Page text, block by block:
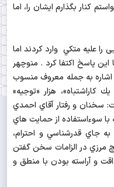
کنار بگذارم ايشان را، اما
را علیه متکي وارد کردند اما
پاسخ اکتفا کرد . منوچهر
اشاره به جمله معروف منسوب
كاراشتباه»، هزار «توجيه»
سخنان و رفتار آقاي احمدي
با سوءاستفاده از حمايت هاي
جاي قدرشناسي و احترام،
مرزي در الزامات سخن گفتن
و آراسته بودن با منطق و